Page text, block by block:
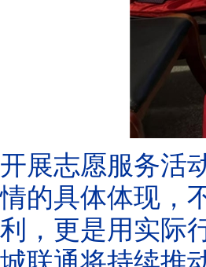
开展志愿服务活
情的具体体现，
利，更是用实际